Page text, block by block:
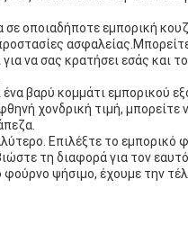
οποιαδήποτε εμπορική
να σας κρατήσει εσάς και
βαρύ κομμάτι εμπορικού
χονδρική τιμή,
Επιλέξτε το εμπορικό
τη διαφορά για τον
ψήσιμο, έχουμε την